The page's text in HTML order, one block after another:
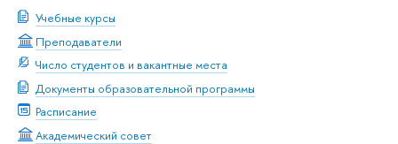
Учебные курсы
Преподаватели
Число студентов и вакантные места
Документы образовательной программы
Расписание
Академический совет